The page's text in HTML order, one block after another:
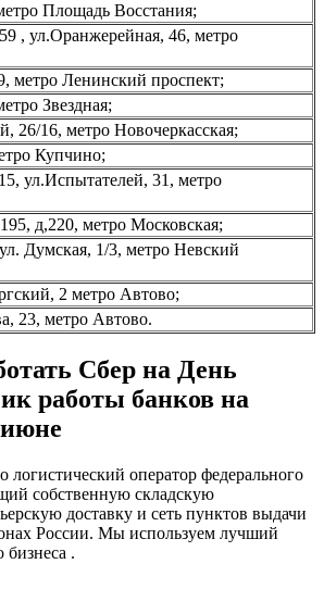
Площадь Восстания;
, ул.Оранжерейная, 46, метро
метро Ленинский проспект;
Звездная;
26/16, метро Новочеркасская;
Купчино;
ул.Испытателей, 31, метро
д,220, метро Московская;
Думская, 1/3, метро Невский
2 метро Автово;
23, метро Автово.
Сбер на День
работы банков на
логистический оператор федерального
собственную складскую
доставку и сеть пунктов выдачи
России. Мы используем лучший
бизнеса .